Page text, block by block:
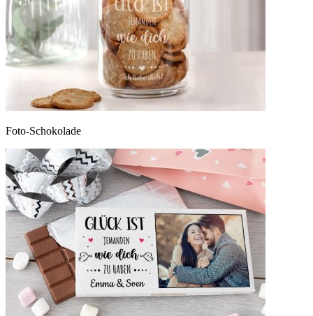
Foto-Schokolade